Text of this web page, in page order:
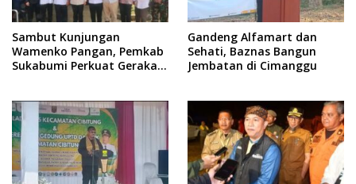
Sambut Kunjungan
Wamenko Pangan, Pemkab
Sukabumi Perkuat Gerakan
Gandeng Alfamart dan
Sehati, Baznas Bangun
Jembatan di Cimanggu